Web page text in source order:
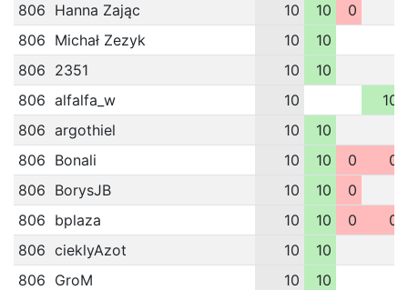
806 Hanna Zając 10 10
0
806 Michał Zezyk 10
10
806 2351 10
10
806 alfalfa_w 10
10
806 argothiel 10
10
806 Bonali 10 10 0
0
806 BorysJB 10 10
0
806 bplaza 10 10 0
0
806 cieklyAzot 10
10
806 GroM 10
10